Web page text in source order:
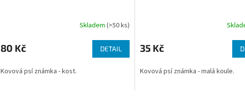
Skladem (>50 ks)
80 Kč DETAIL
Kovová psí známka - kost.
35 Kč
Kovová psí známka - malá koule.